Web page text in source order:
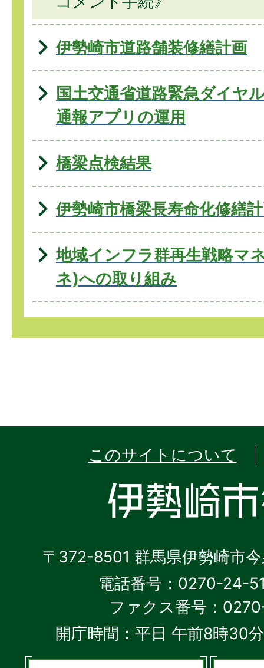
伊勢崎市道路舗装修繕計画
国土交通省道路緊急ダイヤ
通報アプリの運用
橋梁点検結果
伊勢崎市橋梁長寿命化修繕
地域インフラ群再生戦略マ
ネ)への取り組み
このサイトについて
〒372-8501 群馬県伊勢崎市
電話番号：0270-24-
ファクス番号：
開庁時間：平日 午前8時30